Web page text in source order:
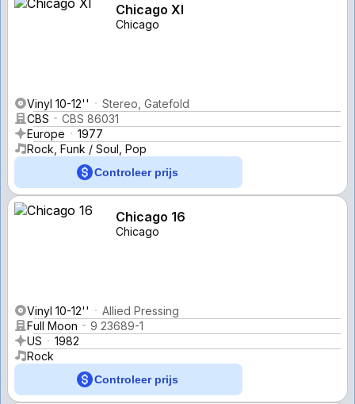
Chicago XI
Chicago
Vinyl 10-12''
Stereo, Gatefold
CBS
CBS 86031
Europe
1977
Rock, Funk / Soul, Pop
Controleer prijs
Chicago 16
Chicago
Vinyl 10-12''
Allied Pressing
Full Moon
9 23689-1
US
1982
Rock
Controleer prijs